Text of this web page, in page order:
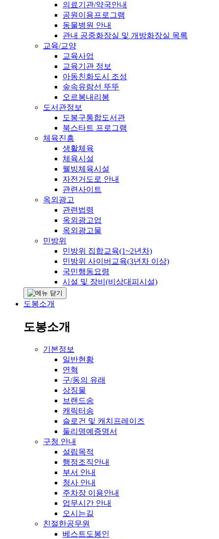
의료기관/약국안내
공원이용프로그램
동물병원 안내
관내 공중화장실 및 개방화장실 목록
교육/교양
교육사업
교육기관 정보
아동친화도시 조성
숲속유람선 뚜뚜
오르봉내리봉
도서관정보
도봉구통합도서관
북스타트 프로그램
체육진흥
생활체육
체육시설
웰빙체육시설
자전거도로 안내
관련사이트
옥외광고
관련법령
옥외광고업
옥외광고물
민방위
민방위 집합교육(1~2년차)
민방위 사이버교육(3년차 이상)
국민행동요령
시설 및 장비(비상대피시설)
도봉소개
도봉소개
기본정보
일반현황
연혁
구/동의 유래
상징물
브랜드송
캐릭터송
슬로건 및 캐치프레이즈
둘리명예증명서
구청 안내
설립목적
행정조직안내
부서 안내
청사 안내
주차장 이용안내
업무시간 안내
오시는길
친절한공무원
베스트도봉인